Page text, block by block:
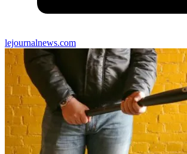
lejournalnews.com